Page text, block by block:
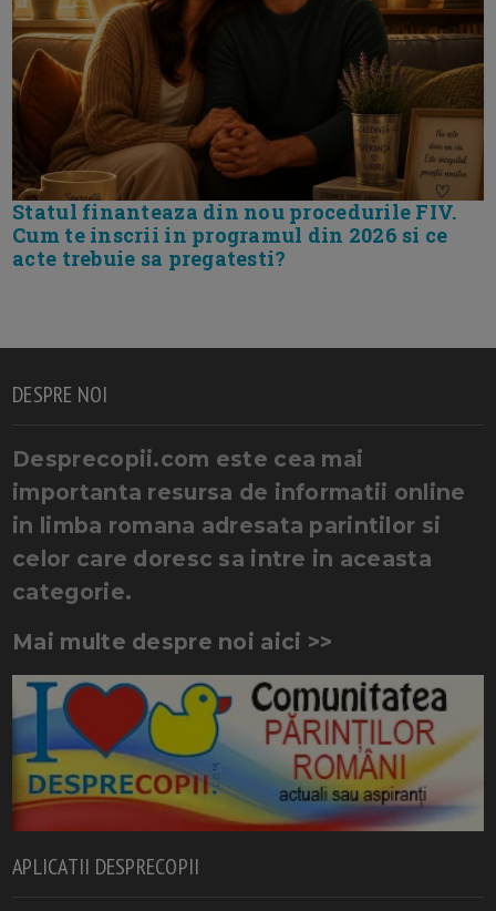
Statul finanteaza din nou procedurile FIV.
Cum te inscrii in programul din 2026 si ce
acte trebuie sa pregatesti?
DESPRE NOI
Desprecopii.com este cea mai
importanta resursa de informatii online
in limba romana adresata parintilor si
celor care doresc sa intre in aceasta
categorie.
Mai multe despre noi aici >>
APLICATII DESPRECOPII